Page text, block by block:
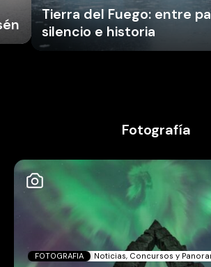
Tierra del Fuego: entre
silencio e historia
Fotografía
FOTOGRAFIA Noticias, Concursos y